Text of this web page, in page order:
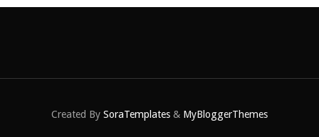
Created By SoraTemplates & MyBloggerThemes